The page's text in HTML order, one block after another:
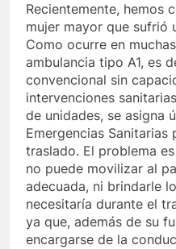
Recientemente, hemos
mujer mayor que sufrió
Como ocurre en
ambulancia tipo A1, es
convencional sin
intervenciones
de unidades, se asigna
Emergencias Sanitarias
traslado. El problema
no puede movilizar al
adecuada, ni brindarle
necesitaría durante el
ya que, además de su
encargarse de la